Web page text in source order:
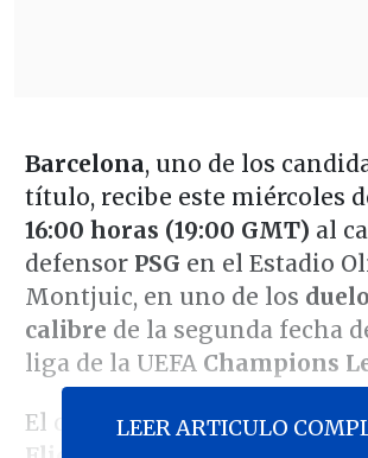
Barcelona, uno de los
título, recibe este miércoles
16:00 horas (19:00 GMT) al
defensor PSG en el Estadio
Montjuic, en uno de los
calibre de la segunda fecha
liga de la UEFA Champions
El conjunto dirigido por el
LEER ARTICULO